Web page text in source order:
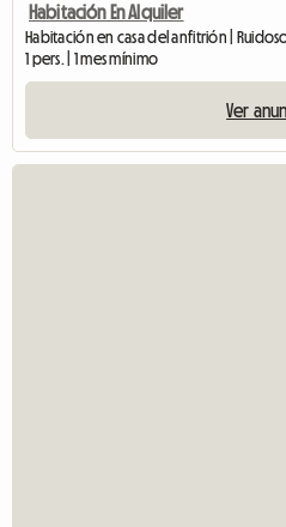
Habitación En Alquiler
Habitación en casa del anfitrión |
1 pers. | 1 mes mínimo
Ver